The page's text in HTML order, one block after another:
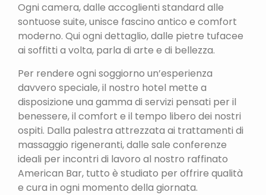
Ogni camera, dalle accoglienti standard alle
sontuose suite, unisce fascino antico e comfort
moderno. Qui ogni dettaglio, dalle pietre tufacee
ai soffitti a volta, parla di arte e di bellezza.
Per rendere ogni soggiorno un’esperienza
davvero speciale, il nostro hotel mette a
disposizione una gamma di servizi pensati per il
benessere, il comfort e il tempo libero dei nostri
ospiti. Dalla palestra attrezzata ai trattamenti di
massaggio rigeneranti, dalle sale conferenze
ideali per incontri di lavoro al nostro raffinato
American Bar, tutto è studiato per offrire qualità
e cura in ogni momento della giornata.